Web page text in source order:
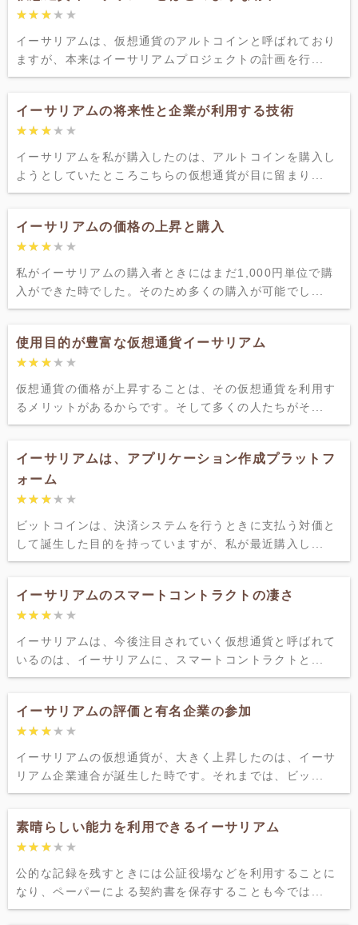
★★★★★
★★★★★
イーサリアムは、仮想通貨のアルトコインと呼ばれており
ますが、本来はイーサリアムプロジェクトの計画を行...
イーサリアムの将来性と企業が利用する技術
★★★★★
★★★★★
イーサリアムを私が購入したのは、アルトコインを購入し
ようとしていたところこちらの仮想通貨が目に留まり...
イーサリアムの価格の上昇と購入
★★★★★
★★★★★
私がイーサリアムの購入者ときにはまだ1,000円単位で購
入ができた時でした。そのため多くの購入が可能でし...
使用目的が豊富な仮想通貨イーサリアム
★★★★★
★★★★★
仮想通貨の価格が上昇することは、その仮想通貨を利用す
るメリットがあるからです。そして多くの人たちがそ...
イーサリアムは、アプリケーション作成プラットフ
ォーム
★★★★★
★★★★★
ビットコインは、決済システムを行うときに支払う対価と
して誕生した目的を持っていますが、私が最近購入し...
イーサリアムのスマートコントラクトの凄さ
★★★★★
★★★★★
イーサリアムは、今後注目されていく仮想通貨と呼ばれて
いるのは、イーサリアムに、スマートコントラクトと...
イーサリアムの評価と有名企業の参加
★★★★★
★★★★★
イーサリアムの仮想通貨が、大きく上昇したのは、イーサ
リアム企業連合が誕生した時です。それまでは、ビッ...
素晴らしい能力を利用できるイーサリアム
★★★★★
★★★★★
公的な記録を残すときには公証役場などを利用することに
なり、ペーパーによる契約書を保存することも今では...